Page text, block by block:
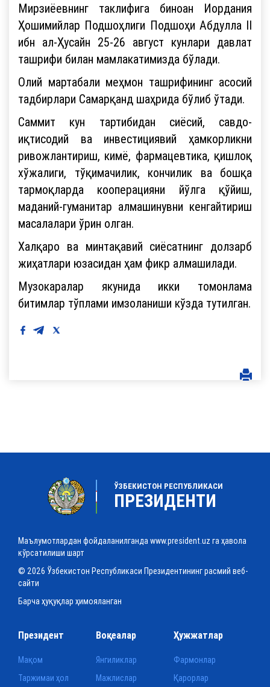
Мирзиёевнинг таклифига биноан Иордания
Ҳошимийлар Подшоҳлиги Подшоҳи Абдулла II
ибн ал-Ҳусайн 25-26 август кунлари давлат
ташрифи билан мамлакатимизда бўлади.
Олий мартабали меҳмон ташрифининг асосий
тадбирлари Самарқанд шаҳрида бўлиб ўтади.
Саммит кун тартибидан сиёсий, савдо-
иқтисодий ва инвестициявий ҳамкорликни
ривожлантириш, кимё, фармацевтика, қишлоқ
хўжалиги, тўқимачилик, кончилик ва бошқа
тармоқларда кооперацияни йўлга қўйиш,
маданий-гуманитар алмашинувни кенгайтириш
масалалари ўрин олган.
Халқаро ва минтақавий сиёсатнинг долзарб
жиҳатлари юзасидан ҳам фикр алмашилади.
Музокаралар якунида икки томонлама
битимлар тўплами имзоланиши кўзда тутилган.
ЎЗБЕКИСТОН РЕСПУБЛИКАСИ
ПРЕЗИДЕНТИ
Маълумотлардан фойдаланилганда www.president.uz га ҳавола
кўрсатилиши шарт
© 2026 Ўзбекистон Республикаси Президентининг расмий веб-
сайти
Барча ҳуқуқлар ҳимояланган
Президент
Мақом
Таржимаи ҳол
Воқеалар
Янгиликлар
Мажлислар
Ҳужжатлар
Фармонлар
Қарорлар